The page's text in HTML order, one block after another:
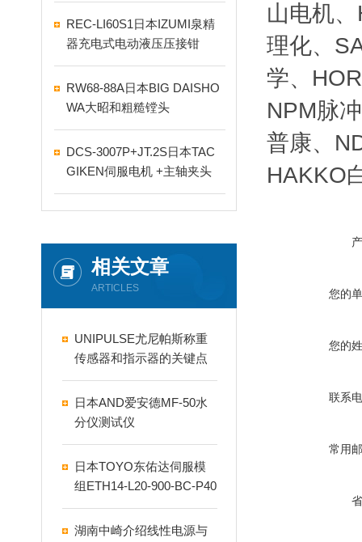
REC-LI60S1日本IZUMI泉精
器充电式电动液压压接钳
RW68-88A日本BIG DAISHO
WA大昭和粗糙镗头
DCS-3007P+JT.2S日本TAC
GIKEN伺服电机 +主轴夹头
相关文章
ARTICLES
UNIPULSE尤尼帕斯称重
传感器和指示器的关键点
是什么
日本AND爱安德MF-50水
分仪测试仪
日本TOYO东佑达伺服模
组ETH14-L20-900-BC-P40
B-C4介绍
湖南中崎介绍线性电源与
山电机
理化、
学、
NPM脉
普康、
HAKKO
您的
您的
联系
常用